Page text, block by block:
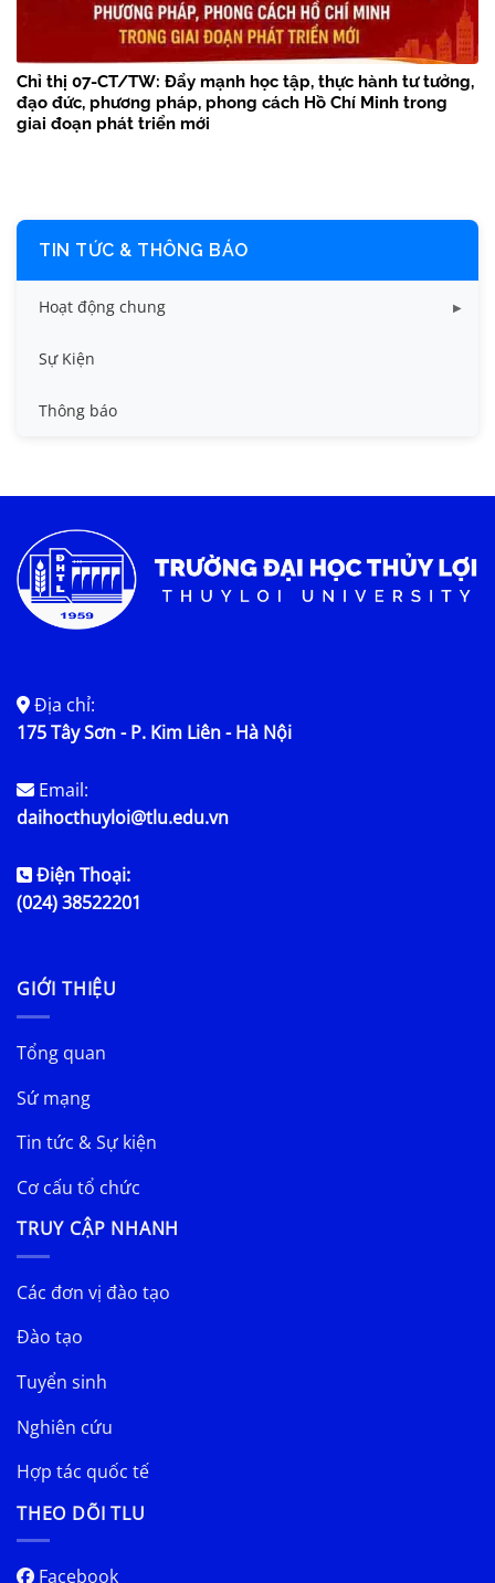
Chỉ thị 07-CT/TW: Đẩy mạnh học tập, thực hành tư tưởng,
đạo đức, phương pháp, phong cách Hồ Chí Minh trong
giai đoạn phát triển mới
TIN TỨC & THÔNG BÁO
Hoạt động chung
Tin công tác sinh viên
Tin đào tạo
Tin tức chung
Sự Kiện
Thông báo
Địa chỉ:
175 Tây Sơn - P. Kim Liên - Hà Nội
Email:
daihocthuyloi@tlu.edu.vn
Điện Thoại:
(024) 38522201
GIỚI THIỆU
Tổng quan
Sứ mạng
Tin tức & Sự kiện
Cơ cấu tổ chức
TRUY CẬP NHANH
Các đơn vị đào tạo
Đào tạo
Tuyển sinh
Nghiên cứu
Hợp tác quốc tế
THEO DÕI TLU
Facebook